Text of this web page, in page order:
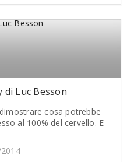
Luc Besson
cosa potrebbe
al 100% del cervello. E